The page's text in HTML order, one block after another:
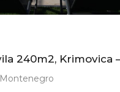
240m2, Krimovica